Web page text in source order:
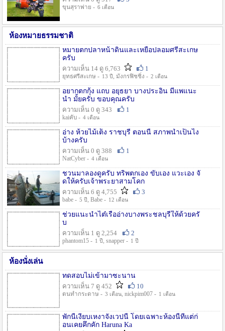
ขุนสุราพ่าย - 6 เดือน
ห้องหมายธรรมชาติ
หมายตกปลาหน้าดินและเหยื่อปลอมศรีสะเกษ
ครับ
ความเห็น 14 ดู 6,763
1
ยุทธศรีสะเกษ - 13 ปี , มังกรฟิชชิ่ง - 2 เดือน
อยากตกกุ้ง แถบ อยุธยา บางประอิน มีแพแนะ
นำ มั้ยครับ ขอบคุณครับ
ความเห็น 0 ดู 343
1
kaiคับ - 4 เดือน
อ่าง ห้วยไม้เต็ง ราชบุรี ตอนนี้ สภาพน้ำเป็นไง
บ้างครับ
ความเห็น 0 ดู 388
1
NatCyber - 4 เดือน
ชวนมาลองดูครับ ทริพตกเอง ขับเอง แวะเอง จั
ดให้ครับเจ้าพระยาสามโคก
ความเห็น 6 ดู 4,755
3
babe - 5 ปี , Babe - 12 เดือน
ช่วยแนะนำไต๋เรืออ่างบางพระชลบุรีให้ด้วยครั
บ
ความเห็น 1 ดู 2,254
2
phantom15 - 1 ปี , snapper - 1 ปี
ห้องนั่งเล่น
ทดสอบไม่เข้ามาซะนาน
ความเห็น 7 ดู 452
10
ตนทำกระดาษ - 3 เดือน, nickpim007 - 1 เดือน
พักนี้เงียบเหงาจังเวปนี้ โดยเฉพาะห้องนี้ที่แต่ก่
อนเคยคึกคัก Haruna Ka